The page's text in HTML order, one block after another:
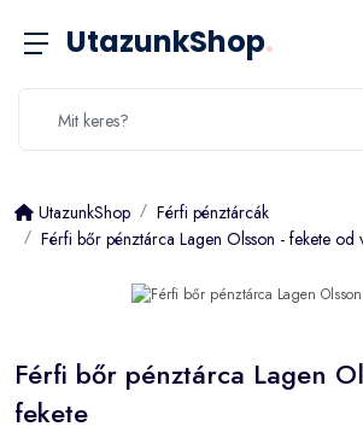
UtazunkShop.
UtazunkShop
Férfi pénztárcák
Férfi bőr pénztárca Lagen Olsson - fekete od
Férfi bőr pénztárca Lagen
fekete